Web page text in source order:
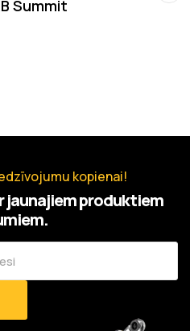
Summit
kopienai!
jaunajiem produktiem